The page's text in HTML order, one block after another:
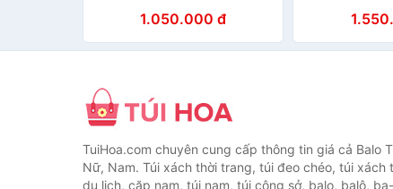
1.050.000 đ
TuiHoa.com chuyên cung cấp thông tin giá cả Balo
Nữ, Nam. Túi xách thời trang, túi đeo chéo, túi xách
du lịch, cặp nam, túi nam, túi công sở, balo, balô,